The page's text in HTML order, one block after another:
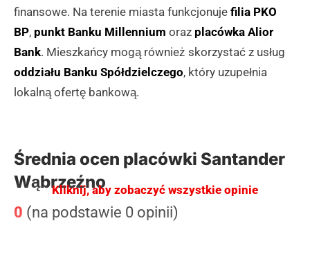
finansowe. Na terenie miasta funkcjonuje filia PKO
BP, punkt Banku Millennium oraz placówka Alior
Bank. Mieszkańcy mogą również skorzystać z usług
oddziału Banku Spółdzielczego, który uzupełnia
lokalną ofertę bankową.
Średnia ocen placówki Santander
Wąbrzeźno
0 (na podstawie 0 opinii)
Kliknij, aby zobaczyć wszystkie opinie